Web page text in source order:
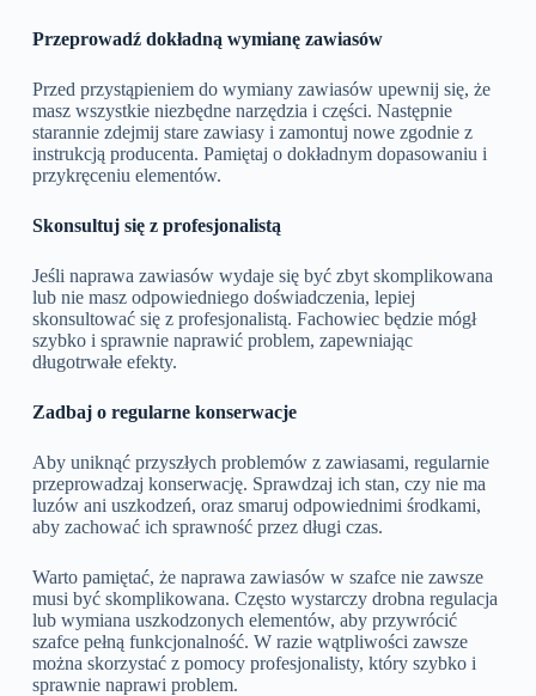
Przeprowadź dokładną wymianę zawiasów
Przed przystąpieniem do wymiany zawiasów upewnij się, że
masz wszystkie niezbędne narzędzia i części. Następnie
starannie zdejmij stare zawiasy i zamontuj nowe zgodnie z
instrukcją producenta. Pamiętaj o dokładnym dopasowaniu i
przykręceniu elementów.
Skonsultuj się z profesjonalistą
Jeśli naprawa zawiasów wydaje się być zbyt skomplikowana
lub nie masz odpowiedniego doświadczenia, lepiej
skonsultować się z profesjonalistą. Fachowiec będzie mógł
szybko i sprawnie naprawić problem, zapewniając
długotrwałe efekty.
Zadbaj o regularne konserwacje
Aby uniknąć przyszłych problemów z zawiasami, regularnie
przeprowadzaj konserwację. Sprawdzaj ich stan, czy nie ma
luzów ani uszkodzeń, oraz smaruj odpowiednimi środkami,
aby zachować ich sprawność przez długi czas.
Warto pamiętać, że naprawa zawiasów w szafce nie zawsze
musi być skomplikowana. Często wystarczy drobna regulacja
lub wymiana uszkodzonych elementów, aby przywrócić
szafce pełną funkcjonalność. W razie wątpliwości zawsze
można skorzystać z pomocy profesjonalisty, który szybko i
sprawnie naprawi problem.